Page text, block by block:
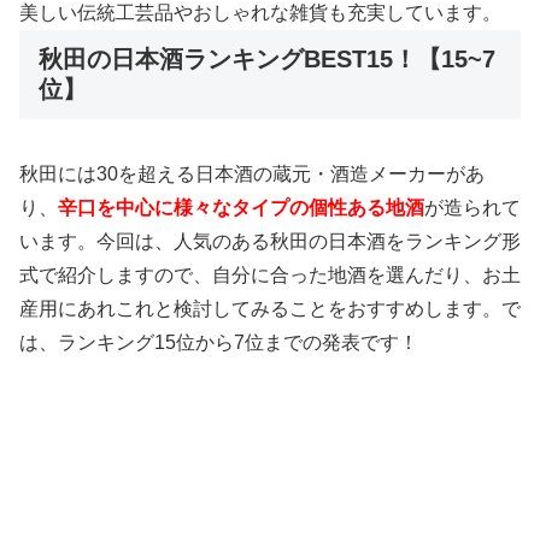
美しい伝統工芸品やおしゃれな雑貨も充実しています。
秋田の日本酒ランキングBEST15！【15~7
位】
秋田には30を超える日本酒の蔵元・酒造メーカーがあ
り、 辛口を中心に様々なタイプの個性ある地酒が造られて
います。今回は、人気のある秋田の日本酒をランキング形
式で紹介しますので、自分に合った地酒を選んだり、お土
産用にあれこれと検討してみることをおすすめします。で
は、ランキング15位から7位までの発表です！